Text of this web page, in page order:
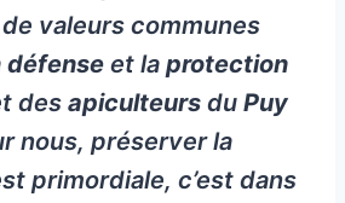
valeurs communes
défense et la protection
des apiculteurs du Puy
nous, préserver la
primordiale, c’est dans